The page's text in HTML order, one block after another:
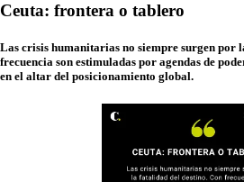
Ceuta: frontera o tablero
Las crisis humanitarias no siempre surgen por
frecuencia son estimuladas por agendas de
en el altar del posicionamiento global.